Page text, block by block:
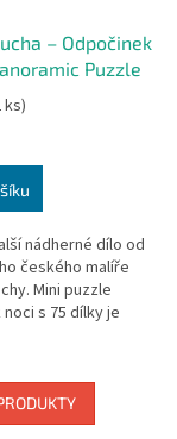
– Odpočinek
Puzzle
ks)
nádherné dílo od
českého malíře
Mini puzzle
s 75 dílky je